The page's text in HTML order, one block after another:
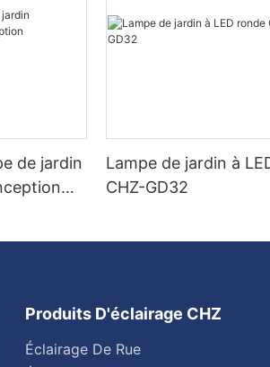
de jardin
Lampe de jardin à
CHZ-GD32
Produits D'éclairage CHZ
Éclairage De Rue